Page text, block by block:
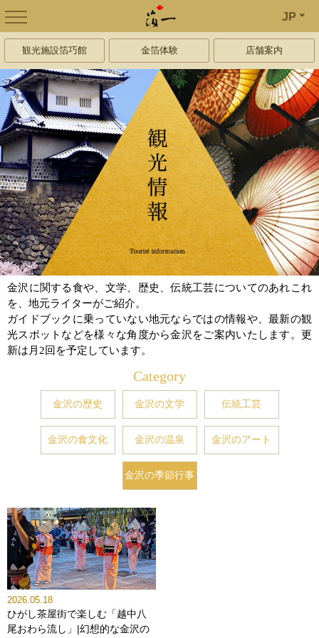
JP
観光施設箔巧館 金箔体験 店舗案内
金沢に関する食や、文学、歴史、伝統工芸についてのあれこれ
を、地元ライターがご紹介。
ガイドブックに乗っていない地元ならではの情報や、最新の観
光スポットなどを様々な角度から金沢をご案内いたします。更
新は月2回を予定しています。
Category
金沢の歴史 金沢の文学 伝統工芸
金沢の食文化 金沢の温泉 金沢のアート
金沢の季節行事
2026.05.18
ひがし茶屋街で楽しむ「越中八
尾おわら流し」|幻想的な金沢の